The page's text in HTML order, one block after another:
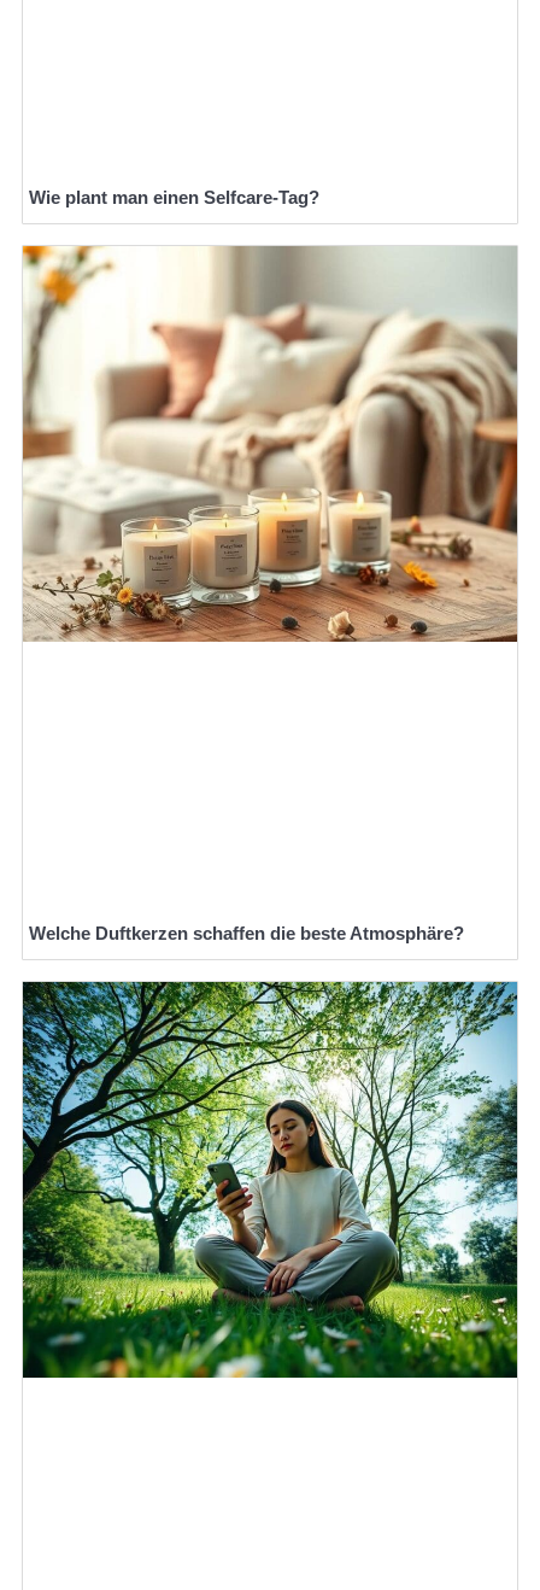
Wie plant man einen Selfcare-Tag?
Welche Duftkerzen schaffen die beste Atmosphäre?